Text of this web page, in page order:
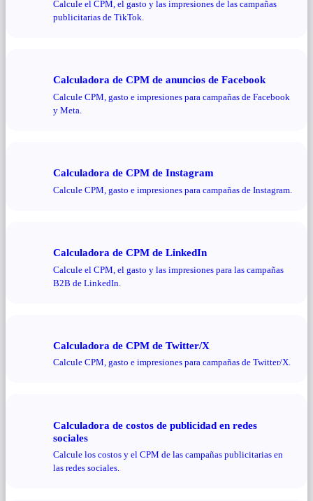
Calcule el CPM, el gasto y las impresiones de las campañas
publicitarias de TikTok.
Calculadora de CPM de anuncios de Facebook
Calcule CPM, gasto e impresiones para campañas de Facebook
y Meta.
Calculadora de CPM de Instagram
Calcule CPM, gasto e impresiones para campañas de Instagram.
Calculadora de CPM de LinkedIn
Calcule el CPM, el gasto y las impresiones para las campañas
B2B de LinkedIn.
Calculadora de CPM de Twitter/X
Calcule CPM, gasto e impresiones para campañas de Twitter/X.
Calculadora de costos de publicidad en redes
sociales
Calcule los costos y el CPM de las campañas publicitarias en
las redes sociales.